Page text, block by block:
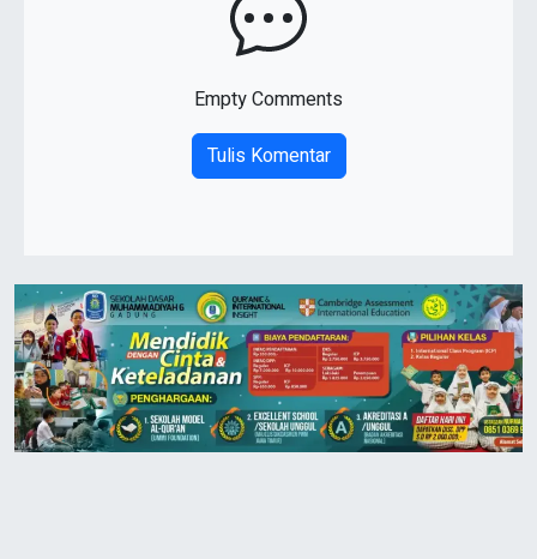
Empty Comments
Tulis Komentar